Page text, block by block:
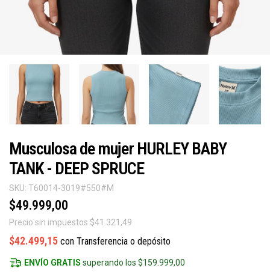
Musculosa de mujer HURLEY BABY
TANK - DEEP SPRUCE
SKU: T60014-3019#550#M
$49.999,00
Precio sin impuestos $41.321,49
$42.499,15 con Transferencia o depósito
ENVÍO GRATIS superando los$159.999,00